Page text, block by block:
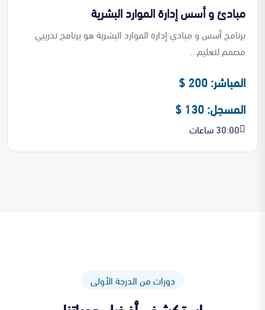
مبادئ و أسس إدارة الموارد البشرية
برنامج أسس و مبادي إدارة الموارد البشرية هو برنامج تدريبي
مصمم لتعليم...
المباشر: 200 $
المسجل: 130 $
30:00 ساعات
دورات من الدرجة الأولى